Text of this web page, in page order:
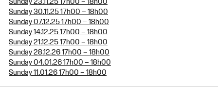
Sunday 30.11.25 17h00 – 18h00
Sunday 07.12.25 17h00 – 18h00
Sunday 14.12.25 17h00 – 18h00
Sunday 21.12.25 17h00 – 18h00
Sunday 28.12.26 17h00 – 18h00
Sunday 04.01.26 17h00 – 18h00
Sunday 11.01.26 17h00 – 18h00